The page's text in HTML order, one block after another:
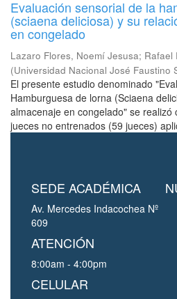
Evaluación sensorial de la
(sciaena deliciosa) y su
en congelado
Lazaro Flores, Noemí Jesusa; Rafael
(Universidad Nacional José Faustino
El presente estudio denominado
Hamburguesa de lorna (Sciaena
almacenaje en congelado" se realizó
jueces no entrenados (59 jueces)
SEDE ACADÉMICA
Av. Mercedes Indacochea Nº
609
ATENCIÓN
8:00am - 4:00pm
CELULAR